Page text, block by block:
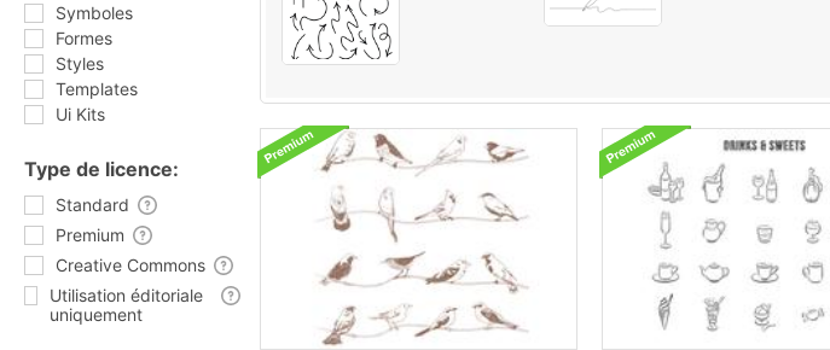
Symboles
Formes
Styles
Templates
Ui Kits
Type de licence:
Standard
Premium
Creative Commons
Utilisation éditoriale
uniquement